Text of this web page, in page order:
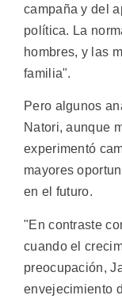
campaña y del
política. La
hombres, y las
familia".
Pero algunos
Natori, aunque
experimentó
mayores
en el futuro.
"En contraste
cuando el
preocupación,
envejecimiento